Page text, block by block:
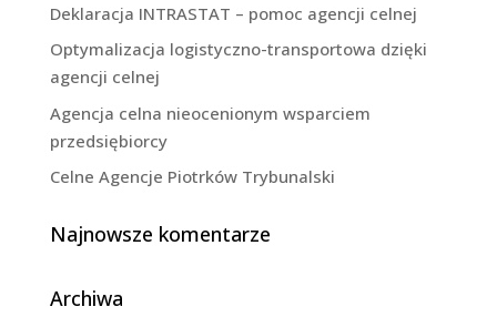
Deklaracja INTRASTAT – pomoc agencji celnej
Optymalizacja logistyczno-transportowa dzięki
agencji celnej
Agencja celna nieocenionym wsparciem
przedsiębiorcy
Celne Agencje Piotrków Trybunalski
Najnowsze komentarze
Archiwa